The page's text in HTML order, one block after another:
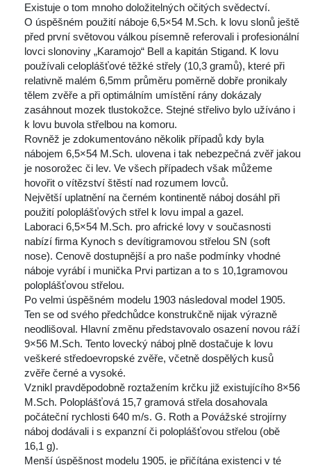
Existuje o tom mnoho doložitelných očitých svědectví.
O úspěšném použití náboje 6,5×54 M.Sch. k lovu slonů ještě
před první světovou válkou písemně referovali i profesionální
lovci slonoviny „Karamojo“ Bell a kapitán Stigand. K lovu
používali celoplášťové těžké střely (10,3 gramů), které při
relativně malém 6,5mm průměru poměrně dobře pronikaly
tělem zvěře a při optimálním umístění rány dokázaly
zasáhnout mozek tlustokožce. Stejné střelivo bylo užíváno i
k lovu buvola střelbou na komoru.
Rovněž je zdokumentováno několik případů kdy byla
nábojem 6,5×54 M.Sch. ulovena i tak nebezpečná zvěř jakou
je nosorožec či lev. Ve všech případech však můžeme
hovořit o vítězství štěstí nad rozumem lovců.
Největší uplatnění na černém kontinentě náboj dosáhl při
použití poloplášťových střel k lovu impal a gazel.
Laboraci 6,5×54 M.Sch. pro africké lovy v současnosti
nabízí firma Kynoch s devítigramovou střelou SN (soft
nose). Cenově dostupnější a pro naše podmínky vhodné
náboje vyrábí i munička Prvi partizan a to s 10,1gramovou
poloplášťovou střelou.
Po velmi úspěšném modelu 1903 následoval model 1905.
Ten se od svého předchůdce konstrukčně nijak výrazně
neodlišoval. Hlavní změnu představovalo osazení novou ráží
9×56 M.Sch. Tento lovecký náboj plně dostačuje k lovu
veškeré středoevropské zvěře, včetně dospělých kusů
zvěře černé a vysoké.
Vznikl pravděpodobně roztažením krčku již existujícího 8×56
M.Sch. Poloplášťová 15,7 gramová střela dosahovala
počáteční rychlosti 640 m/s. G. Roth a Povážské strojírny
náboj dodávali i s expanzní či poloplášťovou střelou (obě
16,1 g).
Menší úspěšnost modelu 1905, je přičítána existenci v té